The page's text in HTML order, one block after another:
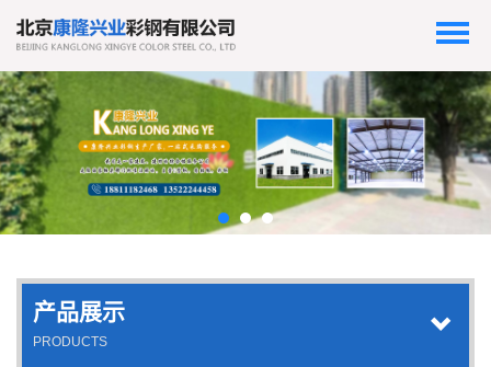
产品展示
PRODUCTS